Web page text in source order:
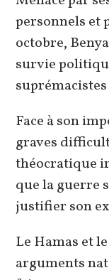
personnels et
octobre,
survie
Face à son
graves
théocratique
que la guerre
justifier son
Le Hamas et
arguments